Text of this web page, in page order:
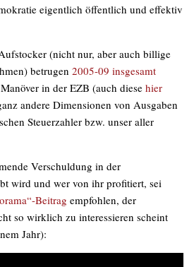
eigentlich öffentlich und effektiv
(nicht nur, aber auch billige
betrugen 2005-09 insgesamt
in der EZB (auch diese hier
andere Dimensionen von Ausgaben
Steuerzahler bzw. unser aller
Verschuldung in der
wird und wer von ihr profitiert, sei
Beitrag empfohlen, der
so wirklich zu interessieren scheint
Jahr):